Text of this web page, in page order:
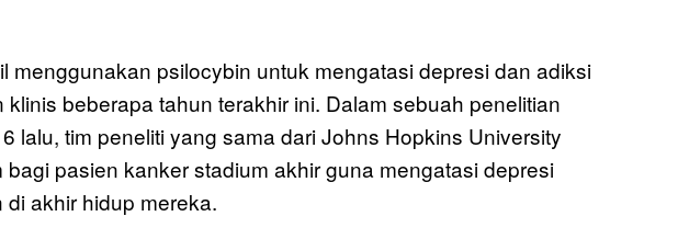
menggunakan psilocybin untuk mengatasi depresi dan adiksi
beberapa tahun terakhir ini. Dalam sebuah penelitian
lalu, tim peneliti yang sama dari Johns Hopkins University
pasien kanker stadium akhir guna mengatasi depresi
akhir hidup mereka.